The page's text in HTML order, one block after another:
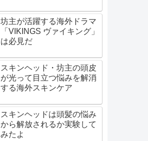
坊主が活躍する海外ドラマ
「VIKINGS ヴァイキング」
は必見だ
スキンヘッド・坊主の頭皮
が光って目立つ悩みを解消
する海外スキンケア
スキンヘッドは頭髪の悩み
から解放されるか実験して
みたよ